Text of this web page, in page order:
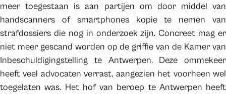
meer toegestaan is aan partijen om door middel van
handscanners of smartphones kopie te nemen van
strafdossiers die nog in onderzoek zijn. Concreet mag er
niet meer gescand worden op de griffie van de Kamer van
Inbeschuldigingstelling te Antwerpen. Deze ommekeer
heeft veel advocaten verrast, aangezien het voorheen wel
toegelaten was. Het hof van beroep te Antwerpen heeft